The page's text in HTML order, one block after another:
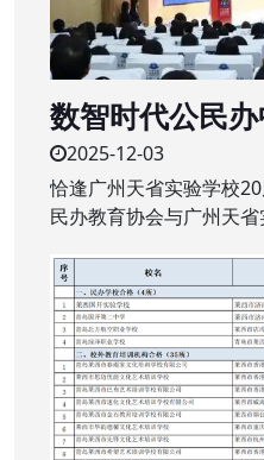
数智时代公民
生态研讨会举行
2025-12-03
恰逢广州天省实验学校
民办教育协会与广州天
校举行。